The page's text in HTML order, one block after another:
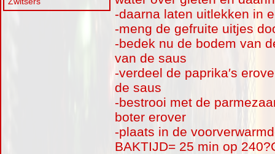
-daarna laten uitlekken in
-meng de gefruite uitjes
-bedek nu de bodem van
van de saus
-verdeel de paprika′s
de saus
-bestrooi met de
boter erover
-plaats in de
BAKTIJD= 25 min op